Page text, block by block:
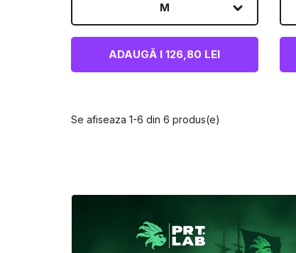
M
ADAUGĂ I 126,80 LEI
Se afiseaza 1-6 din 6 produs(e)